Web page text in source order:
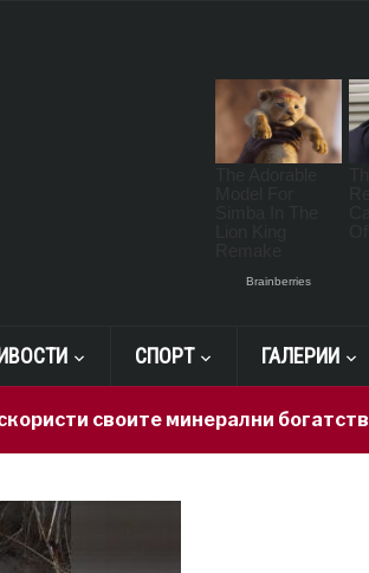
СПОРТ ГАЛЕРИИ
минерални богатства